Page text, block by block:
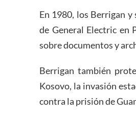
En 1980, los Berrigan
de General Electric en
sobre documentos y
Berrigan también
Kosovo, la invasión
contra la prisión de